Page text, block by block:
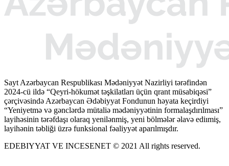
Sayt Azərbaycan Respublikası Mədəniyyət Nazirliyi tərəfindən
2024-cü ildə “Qeyri-hökumət təşkilatları üçün qrant müsabiqəsi”
çərçivəsində Azərbaycan Ədəbiyyat Fondunun həyata keçirdiyi
“Yeniyetmə və gənclərdə mütaliə mədəniyyətinin formalaşdırılması”
layihəsinin tərəfdaşı olaraq yenilənmiş, yeni bölmələr əlavə ediımiş,
layihənin təbliği üzrə funksional fəaliyyət aparılmışdır.
EDEBIYYAT VE INCESENET © 2021 All rights reserved.